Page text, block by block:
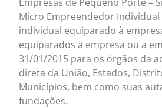
Micro Empreendedor
individual equiparado à
equiparados a empresa ou a
31/01/2015 para os órgãos da
direta da União, Estados,
Municípios, bem como suas
fundações.